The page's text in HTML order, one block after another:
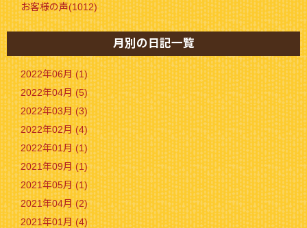
お客様の声(1012)
月別の日記一覧
2022年06月 (1)
2022年04月 (5)
2022年03月 (3)
2022年02月 (4)
2022年01月 (1)
2021年09月 (1)
2021年05月 (1)
2021年04月 (2)
2021年01月 (4)